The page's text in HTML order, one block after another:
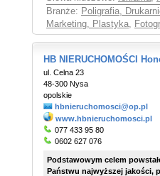
Branże: Poligrafia,
Marketing, Plastyka,
HB NIERUCHOMOŚCI
ul. Celna 23
48-300 Nysa
opolskie
hbnieruchomosci@op.pl
www.hbnieruchomosci.pl
077 433 95 80
0602 627 076
Podstawowym celem
Państwu najwyższej jakości,